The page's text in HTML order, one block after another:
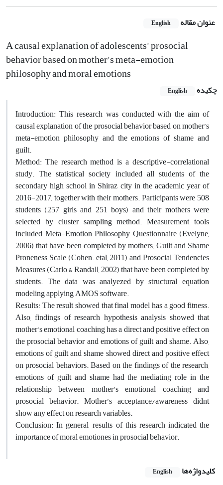
عنوان مقاله English
A causal explanation of adolescents’ prosocial
behavior based on mother’s meta-emotion
philosophy and moral emotions
چکیده English
Introduction: This research was conducted with the aim of
causal explanation of the prosocial behavior based on mother’s
meta-emotion philosophy and the emotions of shame and
guilt.
Method: The research method is a descriptive-correlational
study. The statistical society included all students of the
secondary high school in Shiraz city in the academic year of
2016-2017, together with their mothers. Participants were 508
students (257 girls and 251 boys) and their mothers were
selected by cluster sampling method. Measurement tools
included Meta-Emotion Philosophy Questionnaire (Evelyne,
2006) that have been completed by mothers, Guilt and Shame
Proneness Scale (Cohen. etal, 2011) and Prosocial Tendencies
Measures (Carlo & Randall, 2002) that have been completed by
students. The data was analyezed by structural equation
modeling applying AMOS software.
Results: The result showed that final model has a good fitness.
Also, findings of research hypothesis analysis showed that
mother’s emotional coaching has a direct and positive effect on
the prosocial behavior and emotions of guilt and shame. Also,
emotions of guilt and shame showed direct and positive effect
on prosocial behaviors. Based on the findings of the research,
emotions of guilt and shame had the mediating role in the
relationship between mother’s emotional coaching and
prosocial behavior. Mother’s acceptance/awareness didnt
show any effect on research variables.
Conclusion: In general, results of this research indicated the
importance of moral emotiones in prosocial behavior.
کلیدواژه‌ها English